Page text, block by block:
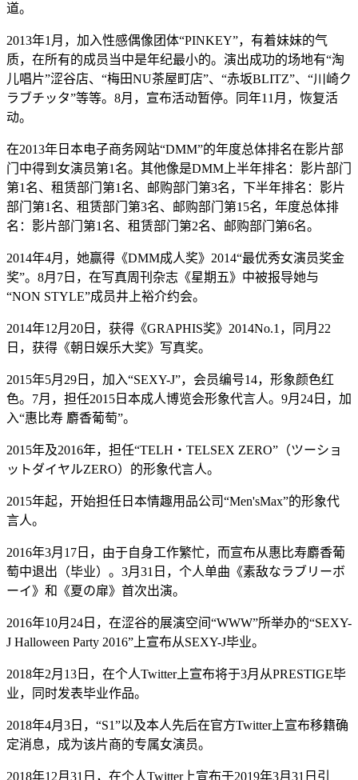
道。
2013年1月，加入性感偶像团体“PINKEY”，有着妹妹的气
质，在所有的成员当中是年纪最小的。演出成功的场地有“淘
儿唱片”涩谷店、“梅田NU茶屋町店”、“赤坂BLITZ”、“川崎ク
ラブチッタ”等等。8月，宣布活动暂停。同年11月，恢复活
动。
在2013年日本电子商务网站“DMM”的年度总体排名在影片部
门中得到女演员第1名。其他像是DMM上半年排名：影片部门
第1名、租赁部门第1名、邮购部门第3名，下半年排名：影片
部门第1名、租赁部门第3名、邮购部门第15名，年度总体排
名：影片部门第1名、租赁部门第2名、邮购部门第6名。
2014年4月，她赢得《DMM成人奖》2014“最优秀女演员奖金
奖”。8月7日，在写真周刊杂志《星期五》中被报导她与
“NON STYLE”成员井上裕介约会。
2014年12月20日，获得《GRAPHIS奖》2014No.1，同月22
日，获得《朝日娱乐大奖》写真奖。
2015年5月29日，加入“SEXY-J”，会员编号14，形象颜色红
色。7月，担任2015日本成人博览会形象代言人。9月24日，加
入“惠比寿 麝香葡萄”。
2015年及2016年，担任“TELH・TELSEX ZERO”（ツーショ
ットダイヤルZERO）的形象代言人。
2015年起，开始担任日本情趣用品公司“Men'sMax”的形象代
言人。
2016年3月17日，由于自身工作繁忙，而宣布从惠比寿麝香葡
萄中退出（毕业）。3月31日，个人单曲《素敌なラブリーボ
ーイ》和《夏の扉》首次出演。
2016年10月24日，在涩谷的展演空间“WWW”所举办的“SEXY-
J Halloween Party 2016”上宣布从SEXY-J毕业。
2018年2月13日，在个人Twitter上宣布将于3月从PRESTIGE毕
业，同时发表毕业作品。
2018年4月3日，“S1”以及本人先后在官方Twitter上宣布移籍确
定消息，成为该片商的专属女演员。
2018年12月31日，在个人Twitter上宣布于2019年3月31日引